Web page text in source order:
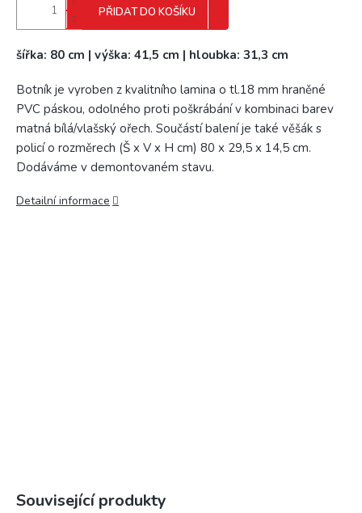
PŘIDAT DO KOŠÍKU
šířka: 80 cm | výška: 41,5 cm | hloubka: 31,3 cm
Botník je vyroben z kvalitního lamina o tl.18 mm hraněné
PVC páskou, odolného proti poškrábání v kombinaci barev
matná bílá/vlašský ořech. Součástí balení je také věšák s
policí o rozměrech (Š x V x H cm) 80 x 29,5 x 14,5 cm.
Dodáváme v demontovaném stavu.
Detailní informace
Související produkty